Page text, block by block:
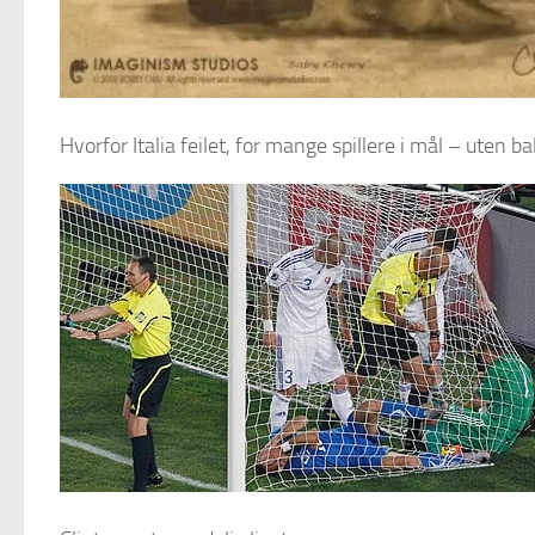
Hvorfor Italia feilet, for mange spillere i mål – uten